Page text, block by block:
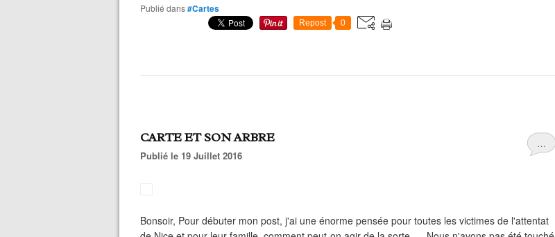
Publié dans#Cartes
Repost 0
…
CARTE ET SON ARBRE
Publié le 19 Juillet 2016
Bonsoir, Pour débuter mon post, j'ai une énorme pensée pour toutes les victimes de l'attentat